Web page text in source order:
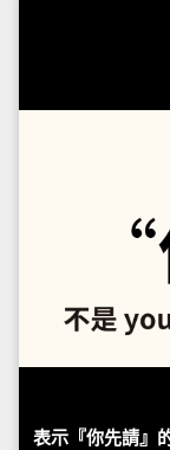
表示『你先請』